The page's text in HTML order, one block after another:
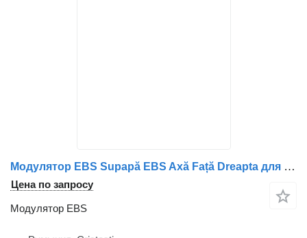
Модулятор EBS Supapă EBS Axă Față Dreapta для грузовика MAN Coduri: 81521066013, 81521066001, 81521066002, 81521066004
Цена по запросу
Модулятор EBS